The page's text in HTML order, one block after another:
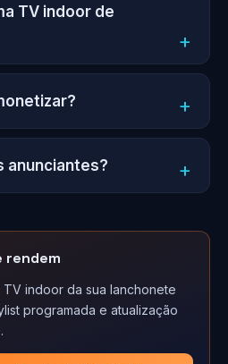
TV indoor de
anunciantes?
rendem
indoor da sua lanchonete
programada e atualização